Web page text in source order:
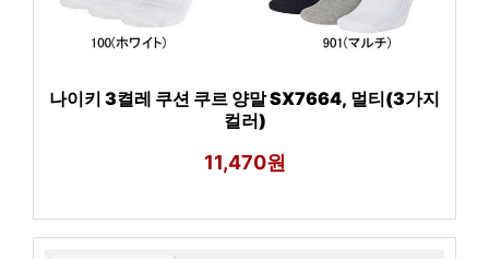
나이키 3켤레 쿠션 쿠르 양말 SX7664, 멀티(3가지
컬러)
11,470원